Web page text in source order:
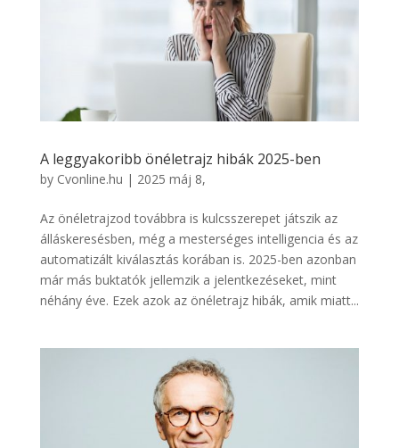
A leggyakoribb önéletrajz hibák 2025-ben
by Cvonline.hu | 2025 máj 8,
Az önéletrajzod továbbra is kulcsszerepet játszik az
álláskeresésben, még a mesterséges intelligencia és az
automatizált kiválasztás korában is. 2025-ben azonban
már más buktatók jellemzik a jelentkezéseket, mint
néhány éve. Ezek azok az önéletrajz hibák, amik miatt...